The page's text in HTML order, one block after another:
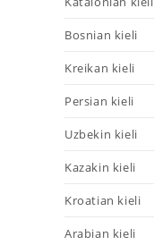
Bosnian kieli
Kreikan kieli
Persian kieli
Uzbekin kieli
Kazakin kieli
Kroatian kieli
Arabian kieli